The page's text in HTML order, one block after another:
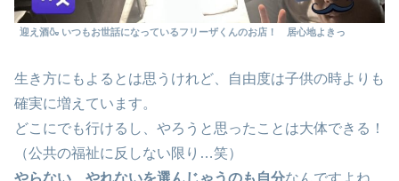
迎え酒🍶 いつもお世話になっているフリーザくんのお店！ 居心地よきっ
生き方にもよるとは思うけれど、自由度は子供の時よりも
確実に増えています。
どこにでも行けるし、やろうと思ったことは大体できる！
（公共の福祉に反しない限り…笑）
やらない、やれないを選んじゃうのも自分なんですよね。